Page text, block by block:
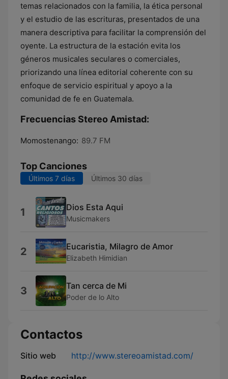
temas relacionados con la familia, la ética personal
y el estudio de las escrituras, presentados de una
manera descriptiva para facilitar la comprensión del
oyente. La estructura de la estación evita los
géneros musicales seculares o comerciales,
priorizando una línea editorial coherente con su
enfoque de servicio espiritual y apoyo a la
comunidad de fe en Guatemala.
Frecuencias Stereo Amistad:
Momostenango: 89.7 FM
Top Canciones
Últimos 7 días Últimos 30 días
1 Dios Esta Aqui
Musicmakers
2 Eucaristia, Milagro de Amor
Elizabeth Himidian
3 Tan cerca de Mi
Poder de lo Alto
Contactos
Sitio web http://www.stereoamistad.com/